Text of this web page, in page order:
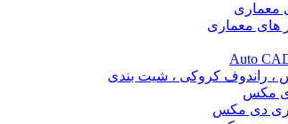
معماری
های معماری
، راندوف کروکی ، شیت بندی
مکس
دی مکس